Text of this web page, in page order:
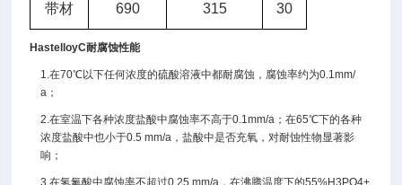
带材 690 315 30
HastelloyC耐腐蚀性能
1.在70℃以下任何浓度的硫酸溶液中都耐腐蚀，腐蚀率约为0.1mm/
a ；
2.在室温下各种浓度盐酸中腐蚀率不高于0.1mm/a ；在65℃下的各种
浓度盐酸中也小于0.5 mm/a ，盐酸中是否充氧，对耐蚀性物显著影
响；
3.在氢氟酸中腐蚀率不超过0.25 mm/a ，在沸腾温度下的55%H3PO4+